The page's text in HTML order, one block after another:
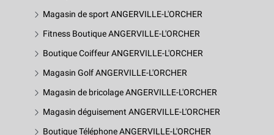
Magasin de sport ANGERVILLE-L'ORCHER
Fitness Boutique ANGERVILLE-L'ORCHER
Boutique Coiffeur ANGERVILLE-L'ORCHER
Magasin Golf ANGERVILLE-L'ORCHER
Magasin de bricolage ANGERVILLE-L'ORCHER
Magasin déguisement ANGERVILLE-L'ORCHER
Boutique Téléphone ANGERVILLE-L'ORCHER